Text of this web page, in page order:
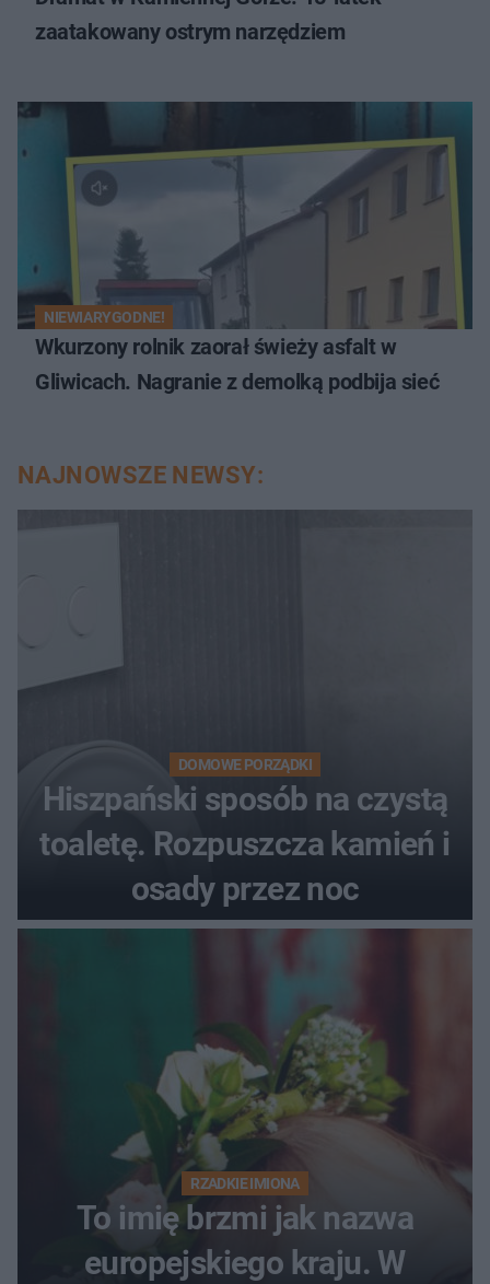
zaatakowany ostrym narzędziem
NIEWIARYGODNE!
Wkurzony rolnik zaorał świeży asfalt w
Gliwicach. Nagranie z demolką podbija sieć
NAJNOWSZE NEWSY:
DOMOWE PORZĄDKI
Hiszpański sposób na czystą
toaletę. Rozpuszcza kamień i
osady przez noc
RZADKIE IMIONA
To imię brzmi jak nazwa
europejskiego kraju. W